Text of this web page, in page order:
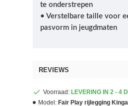
te onderstrepen
• Verstelbare taille voor
pasvorm in jeugdmaten
REVIEWS
Voorraad: LEVERING IN 2 - 4
Model: Fair Play rijlegging